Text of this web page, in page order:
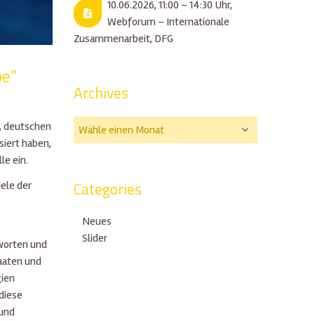
deutschen
haben,
ein.
der
und
und
10.06.2026, 11:00 – 14:30 Uhr,
Webforum – Internationale
Zusammenarbeit, DFG
Archives
Categories
Neues
Slider